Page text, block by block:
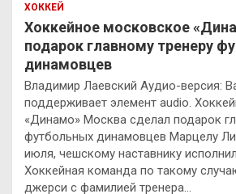
ХОККЕЙ
Хоккейное московское
подарок главному тренеру
динамовцев
Владимир Лаевский Аудио-версия:
поддерживает элемент audio.
«Динамо» Москва сделал подарок
футбольных динамовцев Марцелу
июля, чешскому наставнику
Хоккейная команда по такому
джерси с фамилией тренера…